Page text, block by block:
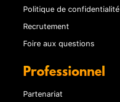
Politique de confidentialité
Recrutement
Foire aux questions
Professionnel
Partenariat